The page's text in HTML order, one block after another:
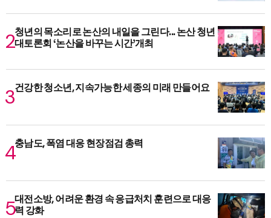
청년의 목소리로 논산의 내일을 그린다... 논산 청년
대토론회 ‘논산을 바꾸는 시간’개최
건강한 청소년, 지속가능한 세종의 미래 만들어요
충남도, 폭염 대응 현장점검 총력
대전소방, 어려운 환경 속 응급처치 훈련으로 대응
력 강화